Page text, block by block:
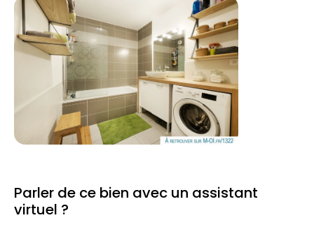
Parler de ce bien avec un assistant
virtuel ?